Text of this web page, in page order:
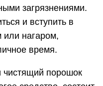
загрязнениями.
и вступить в
или нагаром,
время.
чистящий порошок